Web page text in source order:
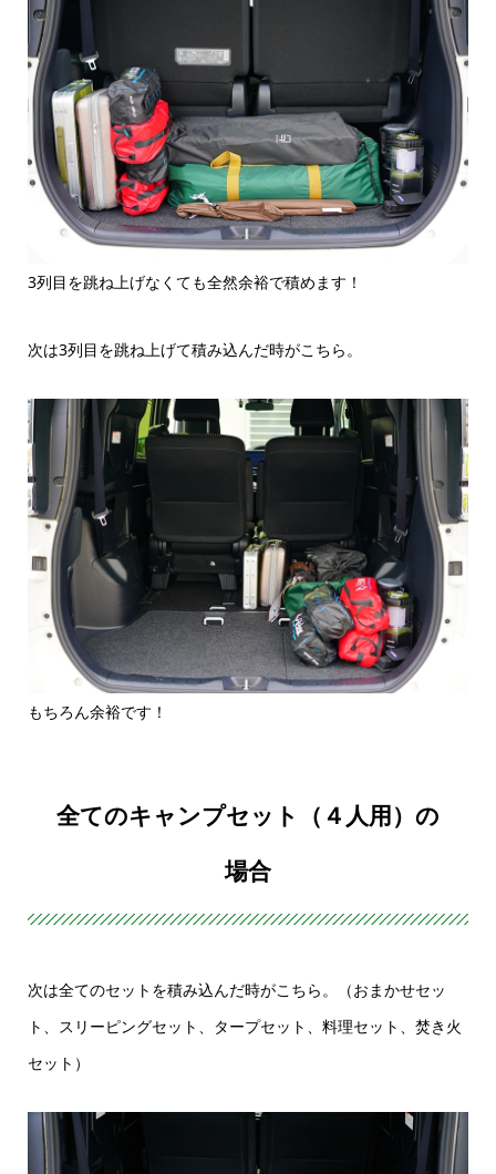
3列目を跳ね上げなくても全然余裕で積めます！
次は3列目を跳ね上げて積み込んだ時がこちら。
もちろん余裕です！
全てのキャンプセット（４人用）の
場合
次は全てのセットを積み込んだ時がこちら。（おまかせセッ
ト、スリーピングセット、タープセット、料理セット、焚き火
セット）